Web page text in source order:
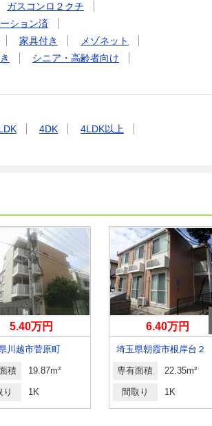
ガスコンロ２クチ
ション済
家具付き
メゾネット
シニア・高齢者向け
4DK
4LDK以上
5.40万円
川越市菅原町
積 19.87m²
り 1K
6.40万円
埼玉県朝霞市根岸台２
専有面積 22.35m²
間取り 1K